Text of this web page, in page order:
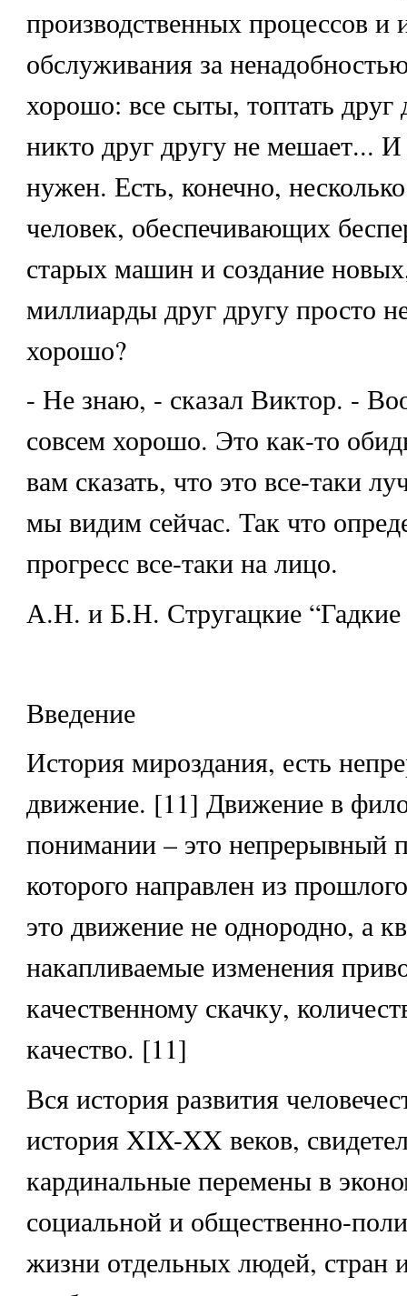
производственных процессов и
обслуживания за
хорошо: все сыты, топтать друг
никто друг другу не мешает...
нужен. Есть, конечно,
человек, обеспечивающих
старых машин и создание
миллиарды друг другу просто
хорошо?
- Не знаю, - сказал Виктор. -
совсем хорошо. Это как-то
вам сказать, что это все-таки
мы видим сейчас. Так что
прогресс все-таки на лицо.
А.Н. и Б.Н. Стругацкие “Гадкие
Введение
История мироздания, есть
движение. [11] Движение в
понимании – это непрерывный
которого направлен из
это движение не однородно, а
накапливаемые изменения
качественному скачку,
качество. [11]
Вся история развития
история XIX-XX веков,
кардинальные перемены в
социальной и общественно-
жизни отдельных людей, стран